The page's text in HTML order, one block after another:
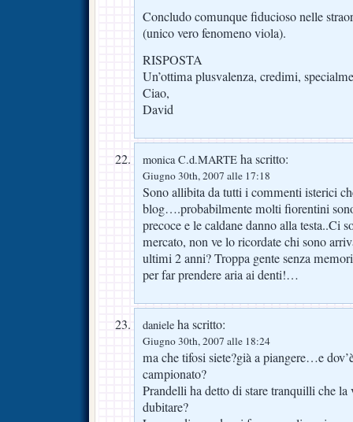
Concludo comunque fiducioso nelle
(unico vero fenomeno viola).
RISPOSTA
Un’ottima plusvalenza, credimi,
Ciao,
David
monica C.d.MARTE ha scritto:
Giugno 30th, 2007 alle 17:18
Sono allibita da tutti i commenti isterici
blog….probabilmente molti fiorentini
precoce e le caldane danno alla testa..Ci
mercato, non ve lo ricordate chi sono
ultimi 2 anni? Troppa gente senza
per far prendere aria ai denti!…
daniele ha scritto:
Giugno 30th, 2007 alle 18:24
ma che tifosi siete?già a piangere…e
campionato?
Prandelli ha detto di stare tranquilli che
dubitare?